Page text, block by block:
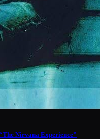
Nirvana Experience”